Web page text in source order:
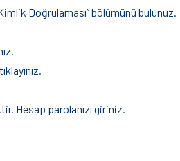
Doğrulaması” bölümünü bulunuz.
Hesap parolanızı giriniz.